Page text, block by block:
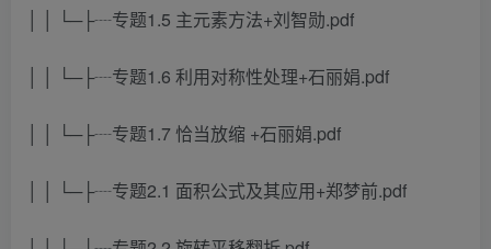
│ │ └─├┈专题1.5 主元素方法+刘智勋.pdf
│ │ └─├┈专题1.6 利用对称性处理+石丽娟.pdf
│ │ └─├┈专题1.7 恰当放缩 +石丽娟.pdf
│ │ └─├┈专题2.1 面积公式及其应用+郑梦前.pdf